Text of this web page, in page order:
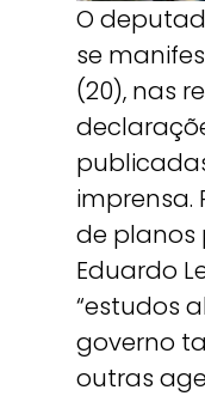
O
se
(20), nas
imprensa.
de planos
Eduardo
“estudos
governo
outras